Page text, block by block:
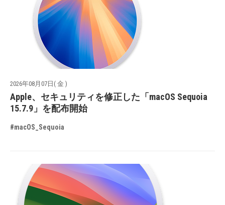
2026年08月07日( 金 )
Apple、セキュリティを修正した「macOS Sequoia
15.7.9」を配布開始
#macOS_Sequoia